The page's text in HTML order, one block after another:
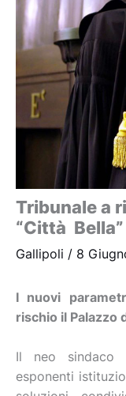
Tribunale a
“Città Bella”
Gallipoli / 8
I nuovi
rischio il Palazzo
Il neo sindaco
esponenti